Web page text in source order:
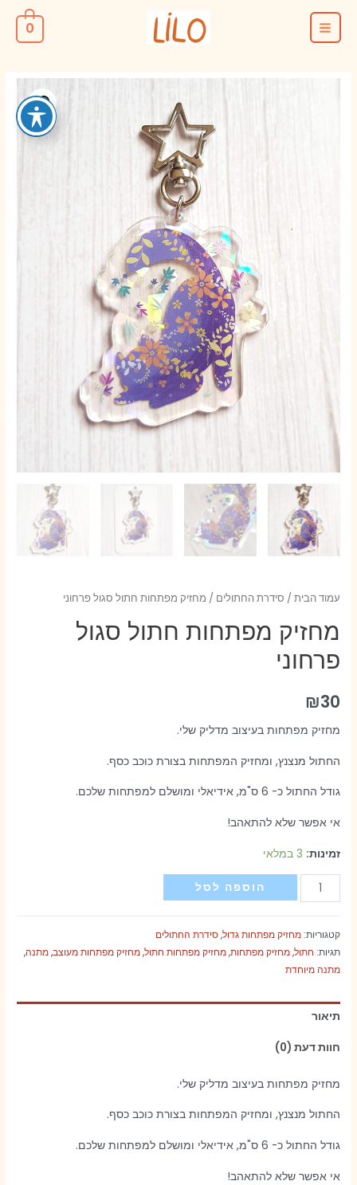
דילוג
MAIN
0
עמוד הבית / סידרת החתולים / מחזיק מפתחות חתול סגול פרחוני
מחזיק מפתחות חתול סגול
פרחוני
₪30
מחזיק מפתחות בעיצוב מדליק שלי.
החתול מנצנץ, ומחזיק המפתחות בצורת כוכב כסף.
גודל החתול כ- 6 ס"מ, אידיאלי ומושלם למפתחות שלכם.
אי אפשר שלא להתאהב!
זמינות: 3 במלאי
כמות
של
מפתחות
פרחוני
הוספה לסל
קטגוריות:מחזיק מפתחות גדול,סידרת החתולים
תגיות: חתול,מחזיק מפתחות,מחזיק מפתחות חתול,מחזיק מפתחות מעוצב,מתנה,
מתנה מיוחדת
תיאור
חוות דעת (0)
מחזיק מפתחות בעיצוב מדליק שלי.
החתול מנצנץ, ומחזיק המפתחות בצורת כוכב כסף.
גודל החתול כ- 6 ס"מ, אידיאלי ומושלם למפתחות שלכם.
אי אפשר שלא להתאהב!